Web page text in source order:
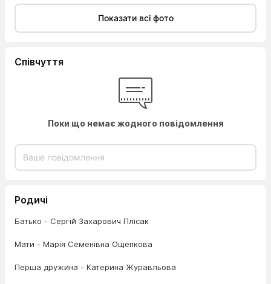
Показати всі фото
Співчуття
Поки що немає жодного повідомлення
Родичі
Батько - Сергій Захарович Плісак
Мати - Марія Семенівна Ощепкова
Перша дружина - Катерина Журавльова